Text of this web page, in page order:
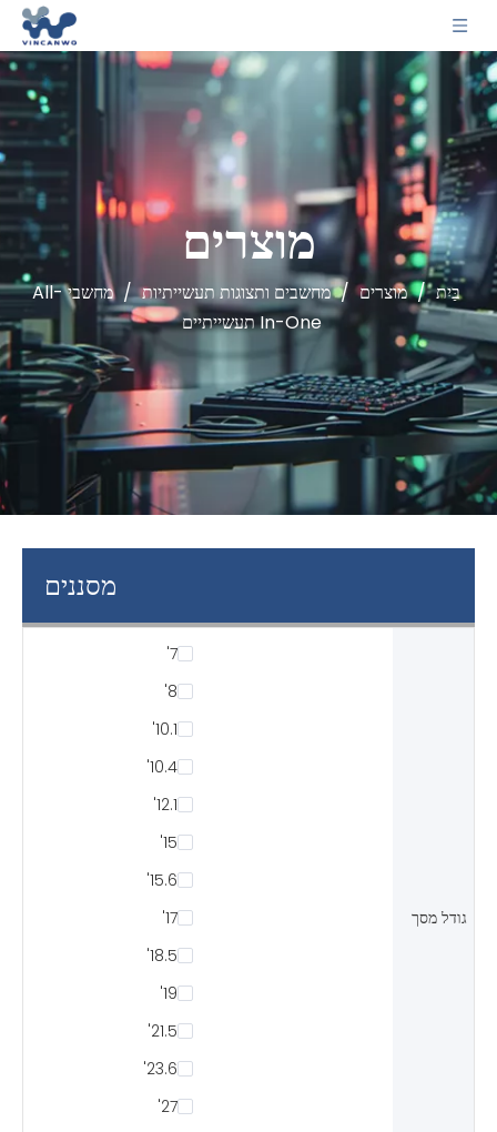
מוצרים
בַּיִת / מוצרים / מחשבים ותצוגות תעשייתיות /
מחשבי All-
In-One תעשייתיים
מסננים
גודל מסך
7'
8'
10.1'
10.4'
12.1'
15'
15.6'
17'
18.5'
19'
21.5'
23.6'
27'